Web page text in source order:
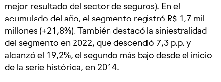
mejor resultado del sector de seguros). En el
acumulado del año, el segmento registró R$ 1,7 mil
millones (+21,8%). También destacó la siniestralidad
del segmento en 2022, que descendió 7,3 p.p. y
alcanzó el 19,2%, el segundo más bajo desde el inicio
de la serie histórica, en 2014.